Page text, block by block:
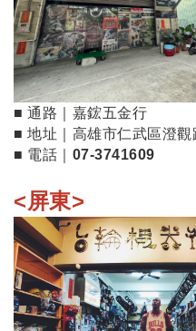
■ 通路｜嘉鋐五金行
■ 地址｜高雄市仁武區澄觀
■ 電話｜07-3741609
<屏東>